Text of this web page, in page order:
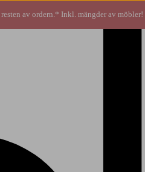
resten av ordern.* Inkl. mängder av möbler!